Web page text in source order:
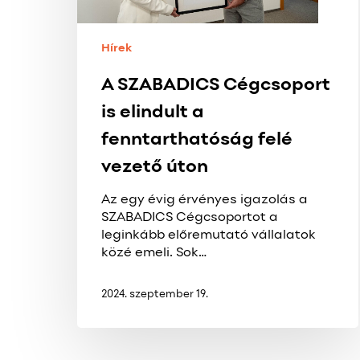
vezető
Hírek
A SZABADICS Cégcsoport
is elindult a
fenntarthatóság felé
vezető úton
Az egy évig érvényes igazolás a
SZABADICS Cégcsoportot a
leginkább előremutató vállalatok
közé emeli. Sok…
2024. szeptember 19.